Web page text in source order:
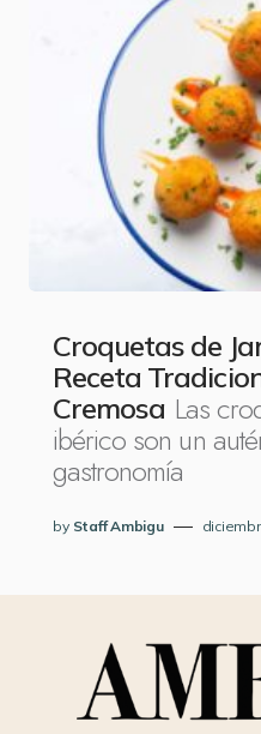
Croquetas de
Receta
Cremosa Las
ibérico son un
gastronomía
by Staff Ambigu